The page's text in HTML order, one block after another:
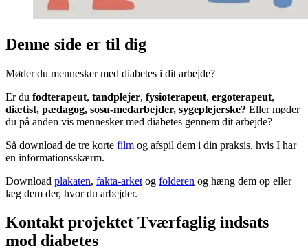
Denne side er til dig
Møder du mennesker med diabetes i dit arbejde?
Er du fodterapeut, tandplejer, fysioterapeut, ergoterapeut,
diætist, pædagog, sosu-medarbejder, sygeplejerske? Eller møder
du på anden vis mennesker med diabetes gennem dit arbejde?
Så download de tre korte film og afspil dem i din praksis, hvis I har
en informationsskærm.
Download plakaten, fakta-arket og folderen og hæng dem op eller
læg dem der, hvor du arbejder.
Kontakt projektet Tværfaglig indsats
mod diabetes